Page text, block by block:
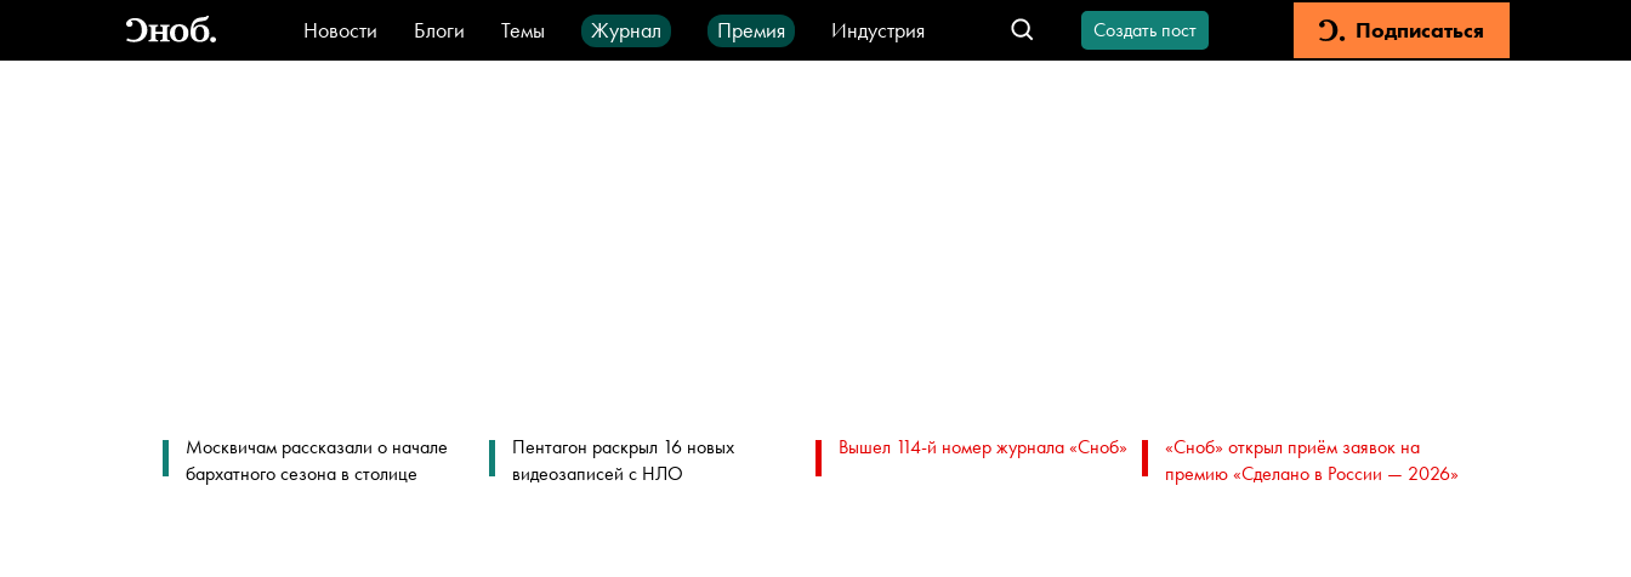
Новости Блоги Темы Журнал Премия
Индустрия
Стиль
Видео Город IT-продукты
Создать пост Подписаться
Москвичам рассказали о начале
бархатного сезона в столице
Пентагон раскрыл 16 новых
видеозаписей с НЛО
Вышел 114-й номер журнала «Сноб»
«Сноб» открыл приём заявок на
премию «Сделано в России — 2026»